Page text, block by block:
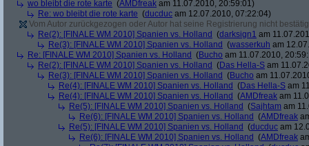
wo bleibt die rote karte (AMDfreak am 11.07.2010, 20:59:01)
Re: wo bleibt die rote karte (ducduc am 12.07.2010, 07:22:04)
Vom Autor zurückgezogen oder Autor hat seine Registrierung nicht
Re(2): [FINALE WM 2010] Spanien vs. Holland (darksign1 am
Re(3): [FINALE WM 2010] Spanien vs. Holland (wasserkuh am
Re: [FINALE WM 2010] Spanien vs. Holland (Bucho am 11.07.2010,
Re(2): [FINALE WM 2010] Spanien vs. Holland (Das Hella-S am
Re(3): [FINALE WM 2010] Spanien vs. Holland (Bucho am
Re(4): [FINALE WM 2010] Spanien vs. Holland (Das Hella-S am
Re(4): [FINALE WM 2010] Spanien vs. Holland (AMDfreak am
Re(5): [FINALE WM 2010] Spanien vs. Holland (Sajhtam am
Re(6): [FINALE WM 2010] Spanien vs. Holland (AMDfreak
Re(5): [FINALE WM 2010] Spanien vs. Holland (ducduc am
Re(6): [FINALE WM 2010] Spanien vs. Holland (AMDfreak